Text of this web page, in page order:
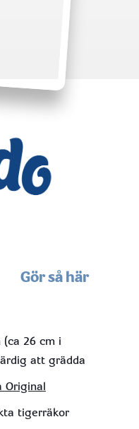
Gör så här
(ca 26 cm i
att grädda
Original
tigerräkor